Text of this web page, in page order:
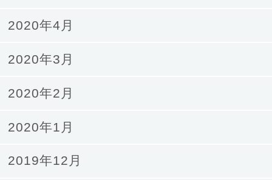
2020年4月
2020年3月
2020年2月
2020年1月
2019年12月